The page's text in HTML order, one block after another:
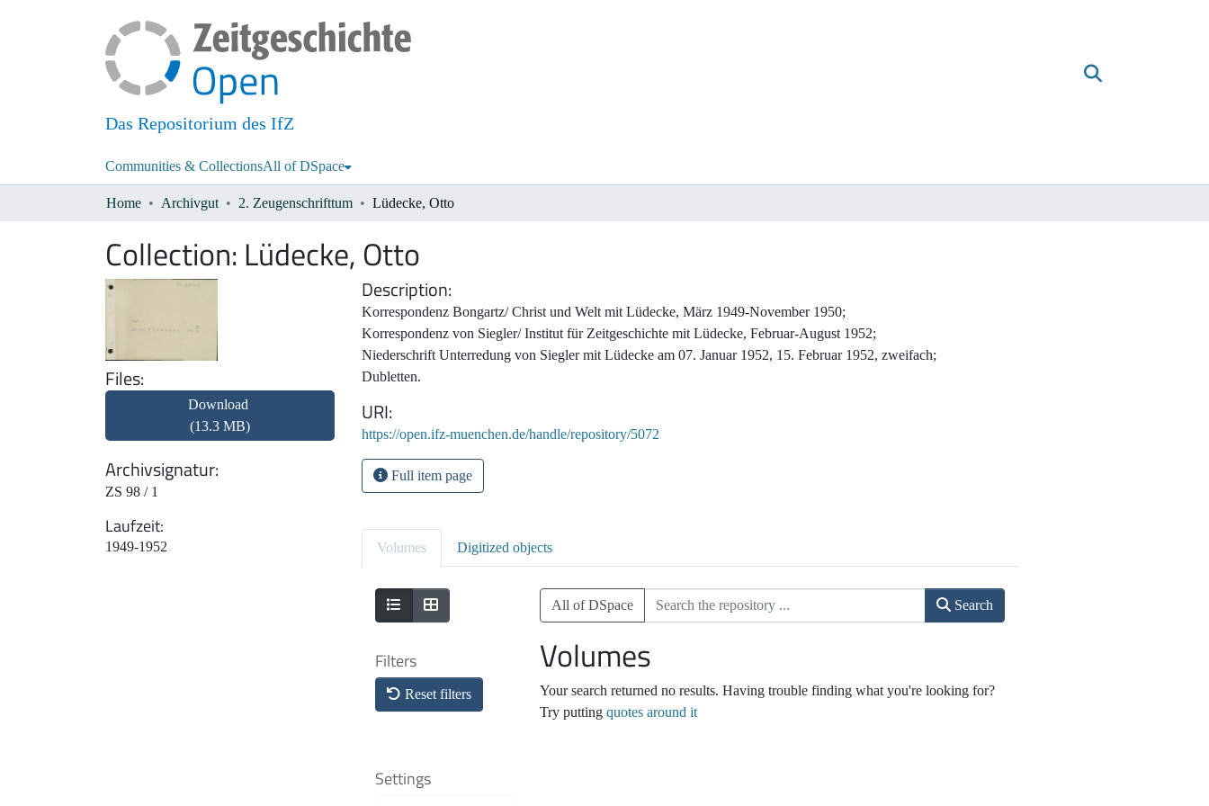
Das Repositorium des IfZ
Communities & CollectionsAll of DSpace
Home Archivgut 2. Zeugenschrifttum Lüdecke, Otto
Collection: Lüdecke, Otto
Files
Download
(13.3 MB)
Archivsignatur
ZS 98 / 1
Laufzeit
1949-1952
Description
Korrespondenz Bongartz/ Christ und Welt mit Lüdecke, März 1949-November 1950;
Korrespondenz von Siegler/ Institut für Zeitgeschichte mit Lüdecke, Februar-August 1952;
Niederschrift Unterredung von Siegler mit Lüdecke am 07. Januar 1952, 15. Februar 1952, zweifach;
Dubletten.
URI
https://open.ifz-muenchen.de/handle/repository/5072
Full item page
Volumes Digitized objects
Filters
Reset filters
Settings
All of DSpace Search
Volumes
Your search returned no results. Having trouble finding what you're looking for?
Try putting quotes around it